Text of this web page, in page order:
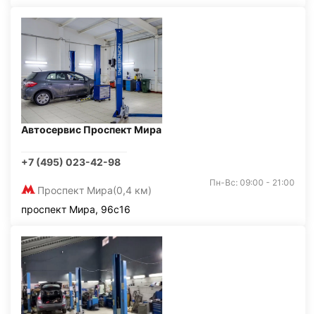
Автосервис Проспект Мира
+7 (495) 023-42-98
Проспект Мира(0,4 км)
Пн-Вс: 09:00 - 21:00
проспект Мира, 96с16